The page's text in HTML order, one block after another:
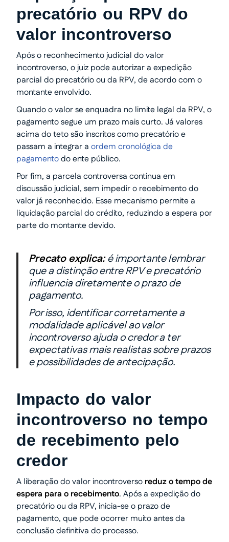
precatório ou RPV do
valor incontroverso
Após o reconhecimento judicial do valor
incontroverso, o juiz pode autorizar a expedição
parcial do precatório ou da RPV, de acordo com o
montante envolvido.
Quando o valor se enquadra no limite legal da RPV, o
pagamento segue um prazo mais curto. Já valores
acima do teto são inscritos como precatório e
passam a integrar a ordem cronológica de
pagamentodo ente público.
Por fim, a parcela controversa continua em
discussão judicial, sem impedir o recebimento do
valor já reconhecido. Esse mecanismo permite a
liquidação parcial do crédito, reduzindo a espera por
parte do montante devido.
Precato explica:é importante lembrar
que a distinção entre RPV e precatório
influencia diretamente o prazo de
pagamento.
Por isso, identificar corretamente a
modalidade aplicável ao valor
incontroverso ajuda o credor a ter
expectativas mais realistas sobre prazos
e possibilidades de antecipação.
Impacto do valor
incontroverso no tempo
de recebimento pelo
credor
A liberação do valor incontroverso reduz o tempo de
espera para o recebimento. Após a expedição do
precatório ou da RPV, inicia-se o prazo de
pagamento, que pode ocorrer muito antes da
conclusão definitiva do processo.